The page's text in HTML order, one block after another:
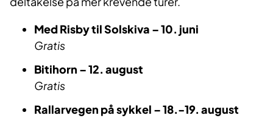
Med Risby til Solskiva – 10. juni
Gratis
Bitihorn – 12. august
Gratis
Rallarvegen på sykkel – 18.-19. august